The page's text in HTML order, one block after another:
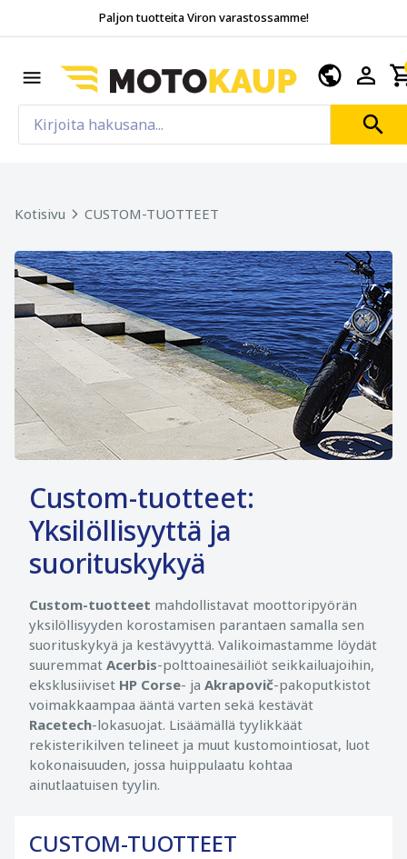
Paljon tuotteita Viron varastossamme!
Kotisivu CUSTOM-TUOTTEET
Custom-tuotteet:
Yksilöllisyyttä ja
suorituskykyä
Custom-tuotteet mahdollistavat moottoripyörän
yksilöllisyyden korostamisen parantaen samalla sen
suorituskykyä ja kestävyyttä. Valikoimastamme löydät
suuremmat Acerbis-polttoainesäiliöt seikkailuajoihin,
eksklusiiviset HP Corse- ja Akrapovič-pakoputkistot
voimakkaampaa ääntä varten sekä kestävät
Racetech-lokasuojat. Lisäämällä tyylikkäät
rekisterikilven telineet ja muut kustomointiosat, luot
kokonaisuuden, jossa huippulaatu kohtaa
ainutlaatuisen tyylin.
CUSTOM-TUOTTEET